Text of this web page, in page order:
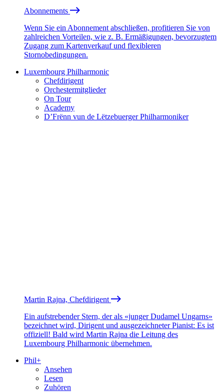
Abonnements
Wenn Sie ein Abonnement abschließen, profitieren Sie von
zahlreichen Vorteilen, wie z. B. Ermäßigungen, bevorzugtem
Zugang zum Kartenverkauf und flexibleren
Stornobedingungen.
Luxembourg Philharmonic
Chefdirigent
Orchestermitglieder
On Tour
Academy
D’Frënn vun de Lëtzebuerger Philharmoniker
Martin Rajna, Chefdirigent
Ein aufstrebender Stern, der als «junger Dudamel Ungarns»
bezeichnet wird, Dirigent und ausgezeichneter Pianist: Es ist
offiziell! Bald wird Martin Rajna die Leitung des
Luxembourg Philharmonic übernehmen.
Phil+
Ansehen
Lesen
Zuhören